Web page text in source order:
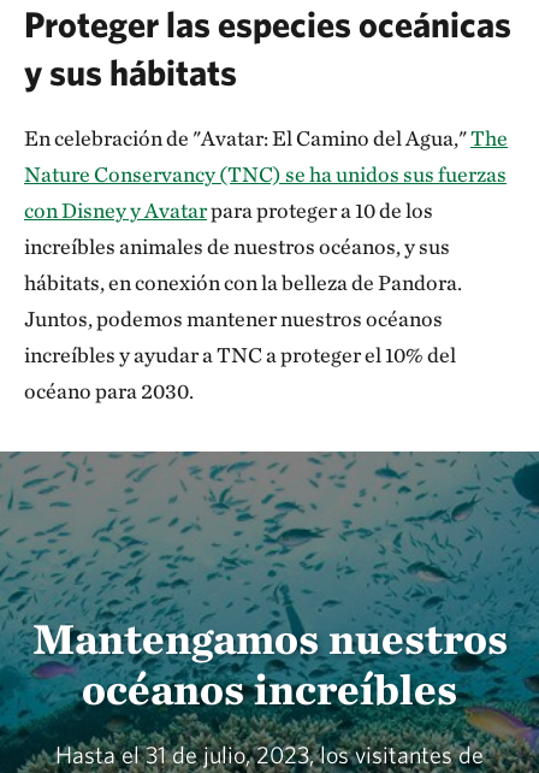
Proteger las especies oceánicas
y sus hábitats
En celebración de "Avatar: El Camino del Agua,"The
Nature Conservancy (TNC) se ha unidos sus fuerzas
con Disney y Avatarpara proteger a 10 de los
increíbles animales de nuestros océanos, y sus
hábitats, en conexión con la belleza de Pandora.
Juntos, podemos mantener nuestros océanos
increíbles y ayudar a TNC a proteger el 10% del
océano para 2030.
Mantengamos nuestros
océanos increíbles
Hasta el 31 de julio, 2023, los visitantes de